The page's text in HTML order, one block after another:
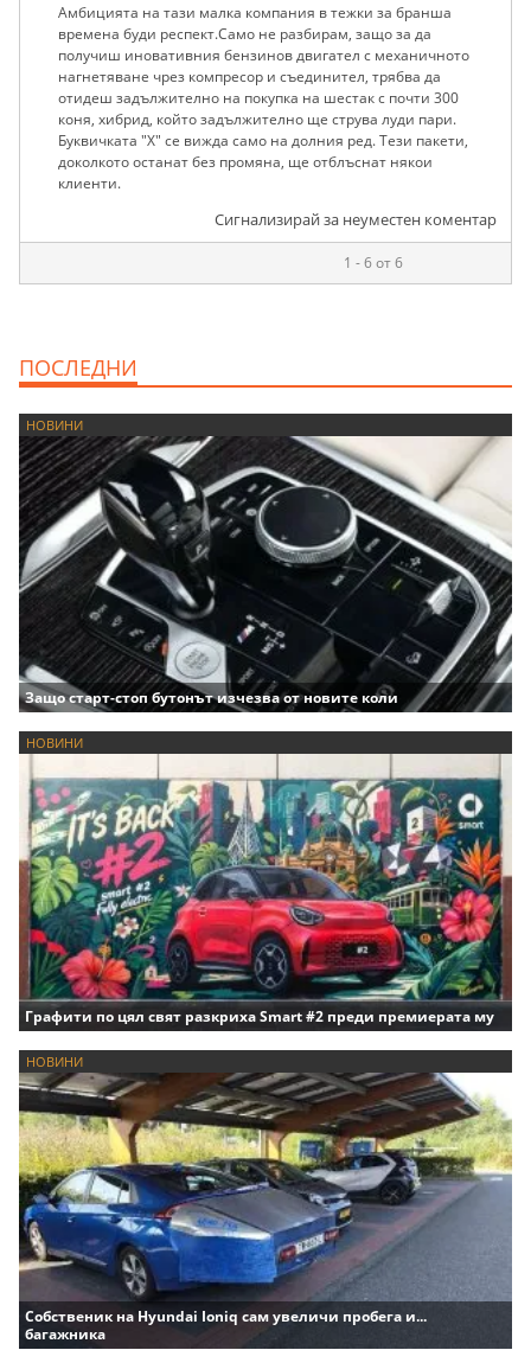
Амбицията на тази малка компания в тежки за бранша
времена буди респект.Само не разбирам, защо за да
получиш иновативния бензинов двигател с механичното
нагнетяване чрез компресор и съединител, трябва да
отидеш задължително на покупка на шестак с почти 300
коня, хибрид, който задължително ще струва луди пари.
Буквичката "Х" се вижда само на долния ред. Тези пакети,
доколкото останат без промяна, ще отблъснат някои
клиенти.
Сигнализирай за неуместен коментар
1 - 6 от 6
ПОСЛЕДНИ
НОВИНИ
Защо старт-стоп бутонът изчезва от новите коли
НОВИНИ
Графити по цял свят разкриха Smart #2 преди премиерата му
НОВИНИ
Собственик на Hyundai Ioniq сам увеличи пробега и...
багажника